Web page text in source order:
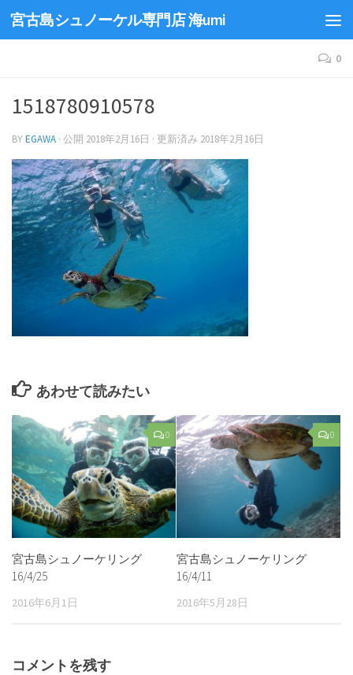
宮古島シュノーケル専門店 海umi
0
1518780910578
BYEGAWA · 公開 2018年2月16日 · 更新済み 2018年2月16日
あわせて読みたい
0
宮古島シュノーケリング
16/4/25
2016年6月1日
0
宮古島シュノーケリング
16/4/11
2016年5月28日
コメントを残す